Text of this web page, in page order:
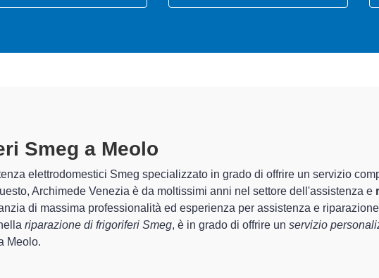
Smeg A Meolo
Venezia sono in grado di garantire al cliente esperienza pluriennale
e lariparazione del tuo frigorifero Smeg a Meolo, mediante il
di Archimede Venezia sono in grado di fornire interventi di diverse
funzionanti e durare a lungo nel tempo.